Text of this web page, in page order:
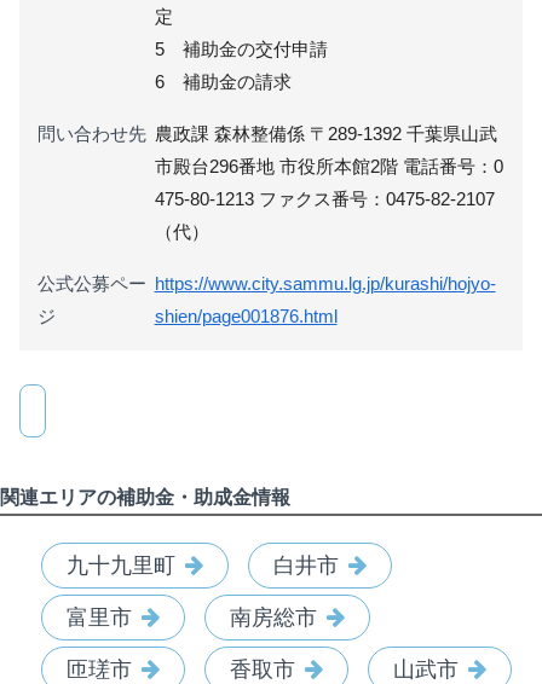
定
5 補助金の交付申請
6 補助金の請求
問い合わせ先 農政課 森林整備係 〒289-1392 千葉県山武
市殿台296番地 市役所本館2階 電話番号：0
475-80-1213 ファクス番号：0475-82-2107
（代）
公式公募ペー
ジ
https://www.city.sammu.lg.jp/kurashi/hojyo-
shien/page001876.html
関連エリアの補助金・助成金情報
九十九里町 白井市
富里市 南房総市
匝瑳市 香取市 山武市